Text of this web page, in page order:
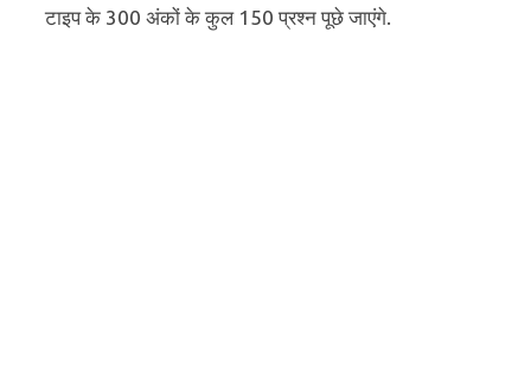
टाइप के 300 अंकों के कुल 150 प्रश्न पूछे जाएंगे.